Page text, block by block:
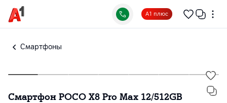
А1 плюс
Смартфоны
Смартфон POCO X8 Pro Max 12/512GB